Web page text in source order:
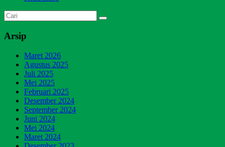
Arsip
Maret 2026
Agustus 2025
Juli 2025
Mei 2025
Februari 2025
Desember 2024
September 2024
Juni 2024
Mei 2024
Maret 2024